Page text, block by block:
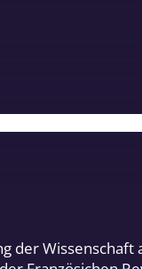
der Wissenschaft